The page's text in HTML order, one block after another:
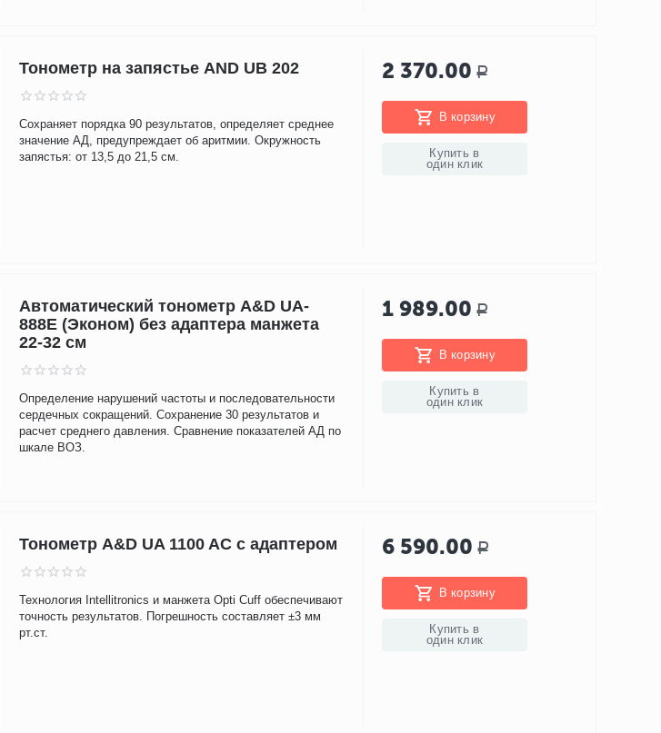
Тонометр на запястье AND UB 202
Сохраняет порядка 90 результатов, определяет среднее
значение АД, предупреждает об аритмии. Окружность
запястья: от 13,5 до 21,5 см.
2 370.00 Р
В корзину
Купить в
один клик
Автоматический тонометр A&D UA-
888E (Эконом) без адаптера манжета
22-32 см
Определение нарушений частоты и последовательности
сердечных сокращений. Сохранение 30 результатов и
расчет среднего давления. Сравнение показателей АД по
шкале ВОЗ.
1 989.00 Р
В корзину
Купить в
один клик
Тонометр A&D UA 1100 AC с адаптером
Технология Intellitronics и манжета Opti Cuff обеспечивают
точность результатов. Погрешность составляет ±3 мм
рт.ст.
6 590.00 Р
В корзину
Купить в
один клик